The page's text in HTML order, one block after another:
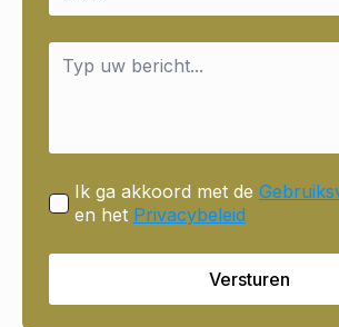
Message
Ik ga akkoord met de
en het Privacybeleid
Versturen